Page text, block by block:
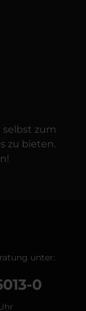
selbst zum
zu bieten.
unter:
0